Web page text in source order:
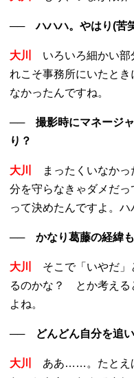
── ハハハ。やはり(苦笑
大川
いろいろ細かい部
れこそ事務所にいたとき
なかったんですね。
── 撮影時にマネージャ
り？
大川
まったくいなかっ
分を守らなきゃダメだ
って決めたんですよ。ハ
── かなり葛藤の経緯も
大川
そこで「いやだ」
るのかな？ とか考える
よね。
── どんどん自分を追
大川
ああ……。たとえ